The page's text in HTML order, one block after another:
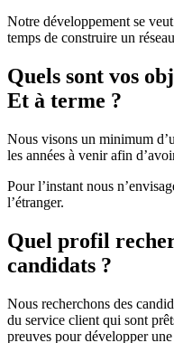
Notre développement se
temps de construire un
Quels sont vos
Et à terme ?
Nous visons un minimum
les années à venir afin
Pour l’instant nous
l’étranger.
Quel profil
candidats ?
Nous recherchons des
du service client qui sont
preuves pour développer